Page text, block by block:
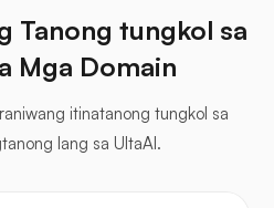
Tanong tungkol sa
Mga Domain
itinatanong tungkol sa
lang sa UltaAI.